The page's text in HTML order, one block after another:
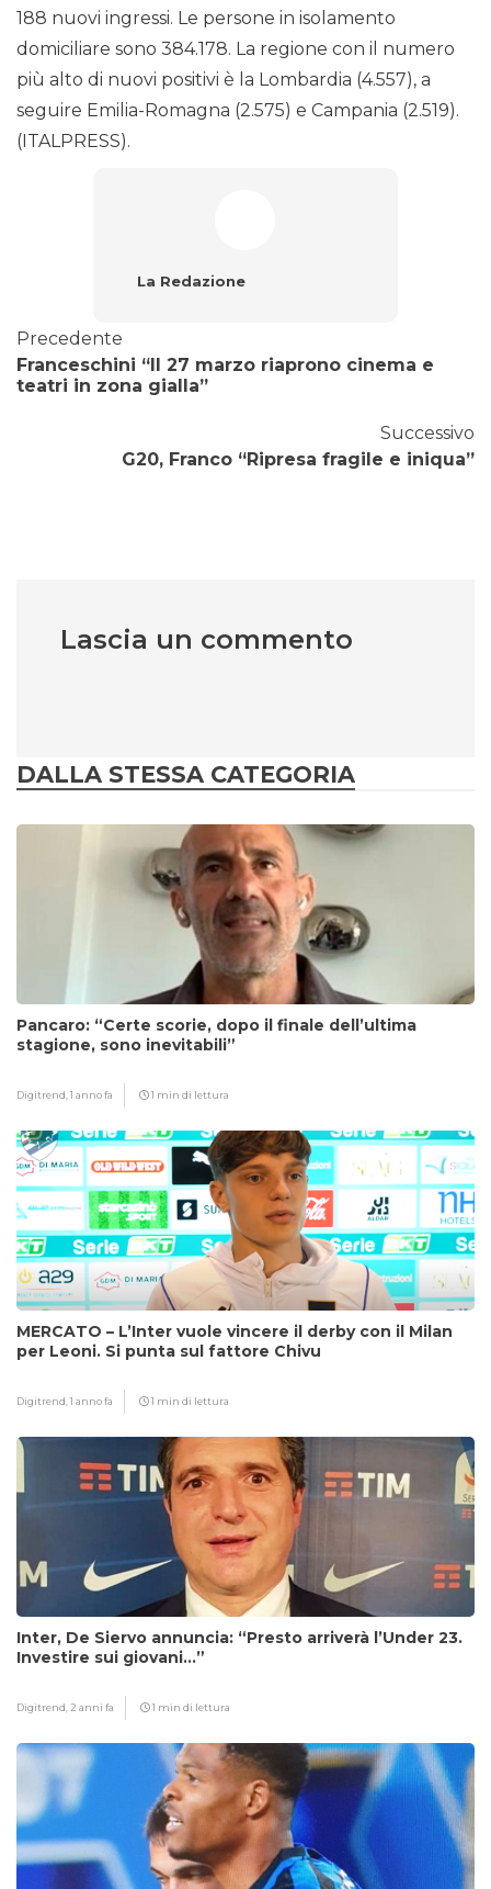
188 nuovi ingressi. Le persone in isolamento
domiciliare sono 384.178. La regione con il numero
più alto di nuovi positivi è la Lombardia (4.557), a
seguire Emilia-Romagna (2.575) e Campania (2.519).
(ITALPRESS).
La Redazione
Precedente
Franceschini “Il 27 marzo riaprono cinema e
teatri in zona gialla”
Successivo
G20, Franco “Ripresa fragile e iniqua”
Lascia un commento
DALLA STESSA CATEGORIA
Pancaro: “Certe scorie, dopo il finale dell’ultima
stagione, sono inevitabili”
Digitrend,1 anno fa 1 min di lettura
MERCATO – L’Inter vuole vincere il derby con il Milan
per Leoni. Si punta sul fattore Chivu
Digitrend,1 anno fa 1 min di lettura
Inter, De Siervo annuncia: “Presto arriverà l’Under 23.
Investire sui giovani…”
Digitrend, 2 anni fa 1 min di lettura